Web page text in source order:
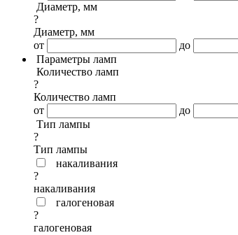
Диаметр, мм
?
Диаметр, мм
от
до
Параметры ламп
Количество ламп
?
Количество ламп
от
до
Тип лампы
?
Тип лампы
накаливания
?
накаливания
галогеновая
?
галогеновая